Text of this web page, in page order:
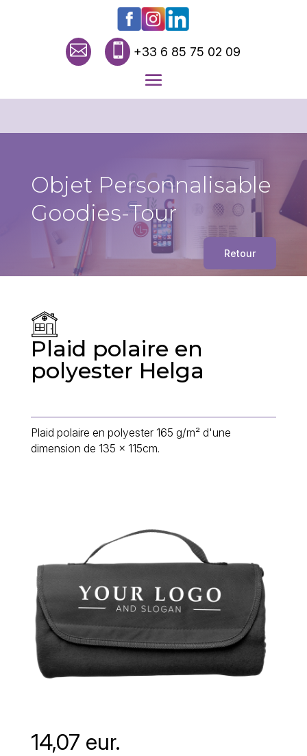
  +33 6 85 75 02 09
Objet Personnalisable
Goodies-Tour
Retour
14,07 eur.
Plaid polaire en
polyester Helga
Plaid polaire en polyester 165 g/m² d'une
dimension de 135 x 115cm.